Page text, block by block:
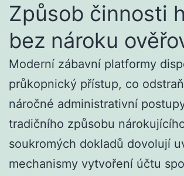
Způsob činnosti
bez nároku
Moderní zábavní platformy
průkopnický přístup, co
náročné administrativní
tradičního způsobu
soukromých dokladů dovolují
mechanismy vytvoření účtu